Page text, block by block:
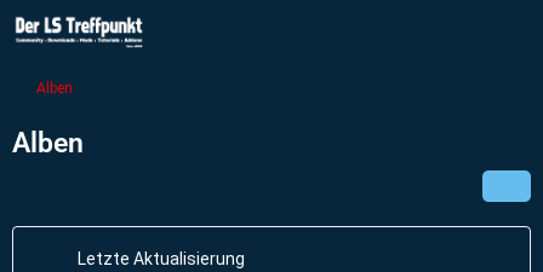
Alben
Alben
Letzte Aktualisierung